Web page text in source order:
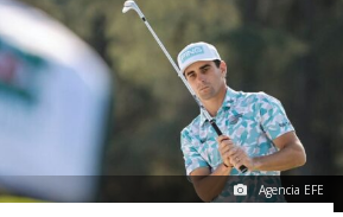
Agencia EFE